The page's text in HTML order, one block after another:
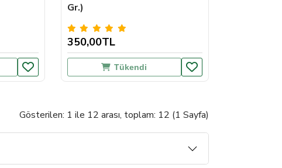
Gr.)
350,00TL
Tükendi
Gösterilen: 1 ile 12 arası, toplam: 12 (1 Sayfa)